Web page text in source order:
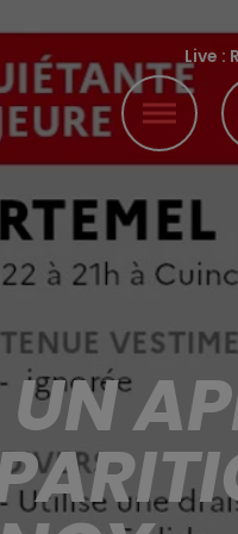
Live :